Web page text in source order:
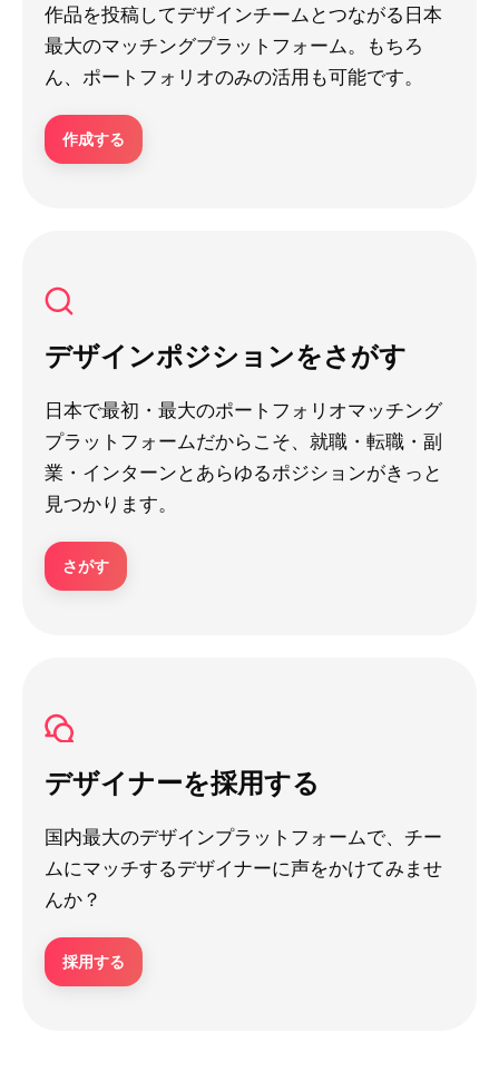
作品を投稿してデザインチームとつながる日本
最大のマッチングプラットフォーム。もちろ
ん、ポートフォリオのみの活用も可能です。
作成する
デザインポジションをさがす
日本で最初・最大のポートフォリオマッチング
プラットフォームだからこそ、就職・転職・副
業・インターンとあらゆるポジションがきっと
見つかります。
さがす
デザイナーを採用する
国内最大のデザインプラットフォームで、チー
ムにマッチするデザイナーに声をかけてみませ
んか？
採用する